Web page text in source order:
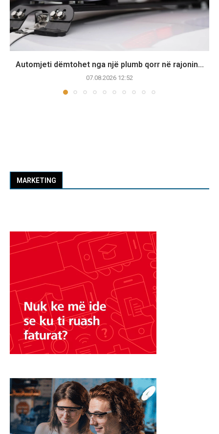
Automjeti dëmtohet nga një plumb qorr në rajonin...
07.08.2026 12:52
MARKETING